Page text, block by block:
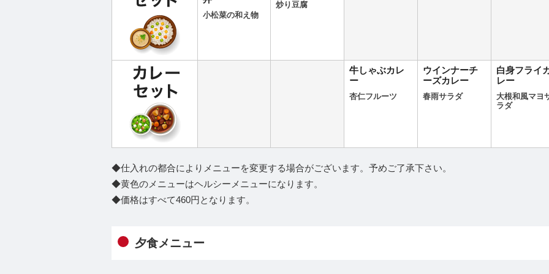
小松菜の和え物
炒り豆腐
牛しゃぶカレ
ー
杏仁フルーツ
ウインナーチ
ーズカレー
春雨サラダ
白身フライ
レー
大根和風マヨ
ラダ
◆仕入れの都合によりメニューを変更する場合がございます。予めご了承下さい。
◆黄色のメニューはヘルシーメニューになります。
◆価格はすべて460円となります。
夕食メニュー